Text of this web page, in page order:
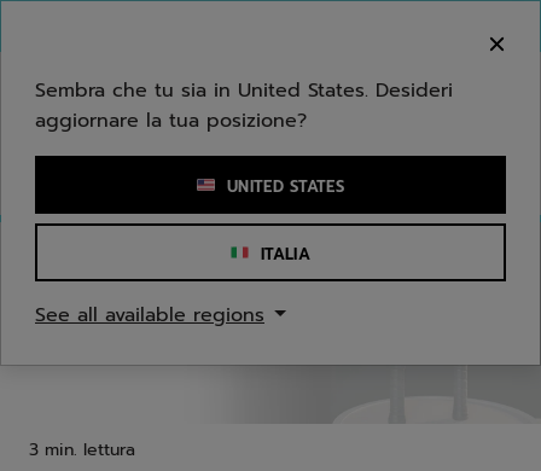
Inserisci una parola chiave o il numero di un articolo
Automobili Lamborghini e Babolat: un mondo di
3 min. lettura
Sembra che tu sia in United States. Desideri
aggiornare la tua posizione?
UNITED STATES
ITALIA
See all available regions